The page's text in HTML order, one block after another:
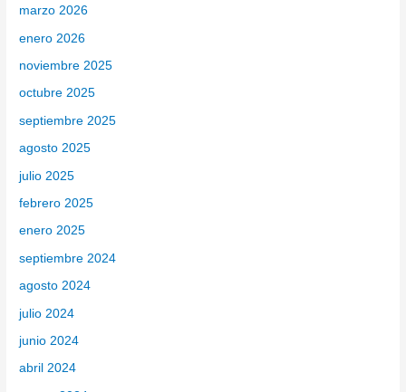
r
:
marzo 2026
enero 2026
noviembre 2025
octubre 2025
septiembre 2025
agosto 2025
julio 2025
febrero 2025
enero 2025
septiembre 2024
agosto 2024
julio 2024
junio 2024
abril 2024